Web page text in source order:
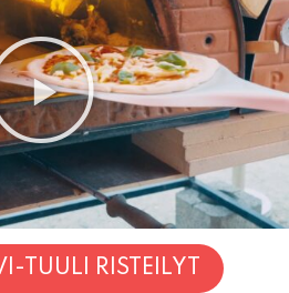
TUULI RISTEILYT